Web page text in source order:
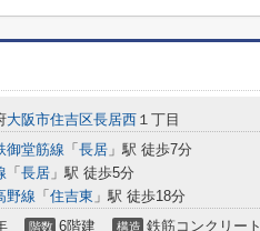
大阪市住吉区長居西 １丁目
御堂筋線 「 長居 」駅 徒歩7分
「 長居 」駅 徒歩5分
野線 「 住吉東 」駅 徒歩18分
階数 6階建 構造 鉄筋コンクリート